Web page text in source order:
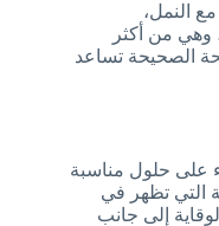
النمل،
وهي من أكثر
الصحيحة تساعد
على حلول مناسبة
التي تظهر في
إلى جانب